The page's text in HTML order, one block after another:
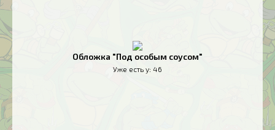
Обложка "Под особым соусом"
Уже есть у: 46